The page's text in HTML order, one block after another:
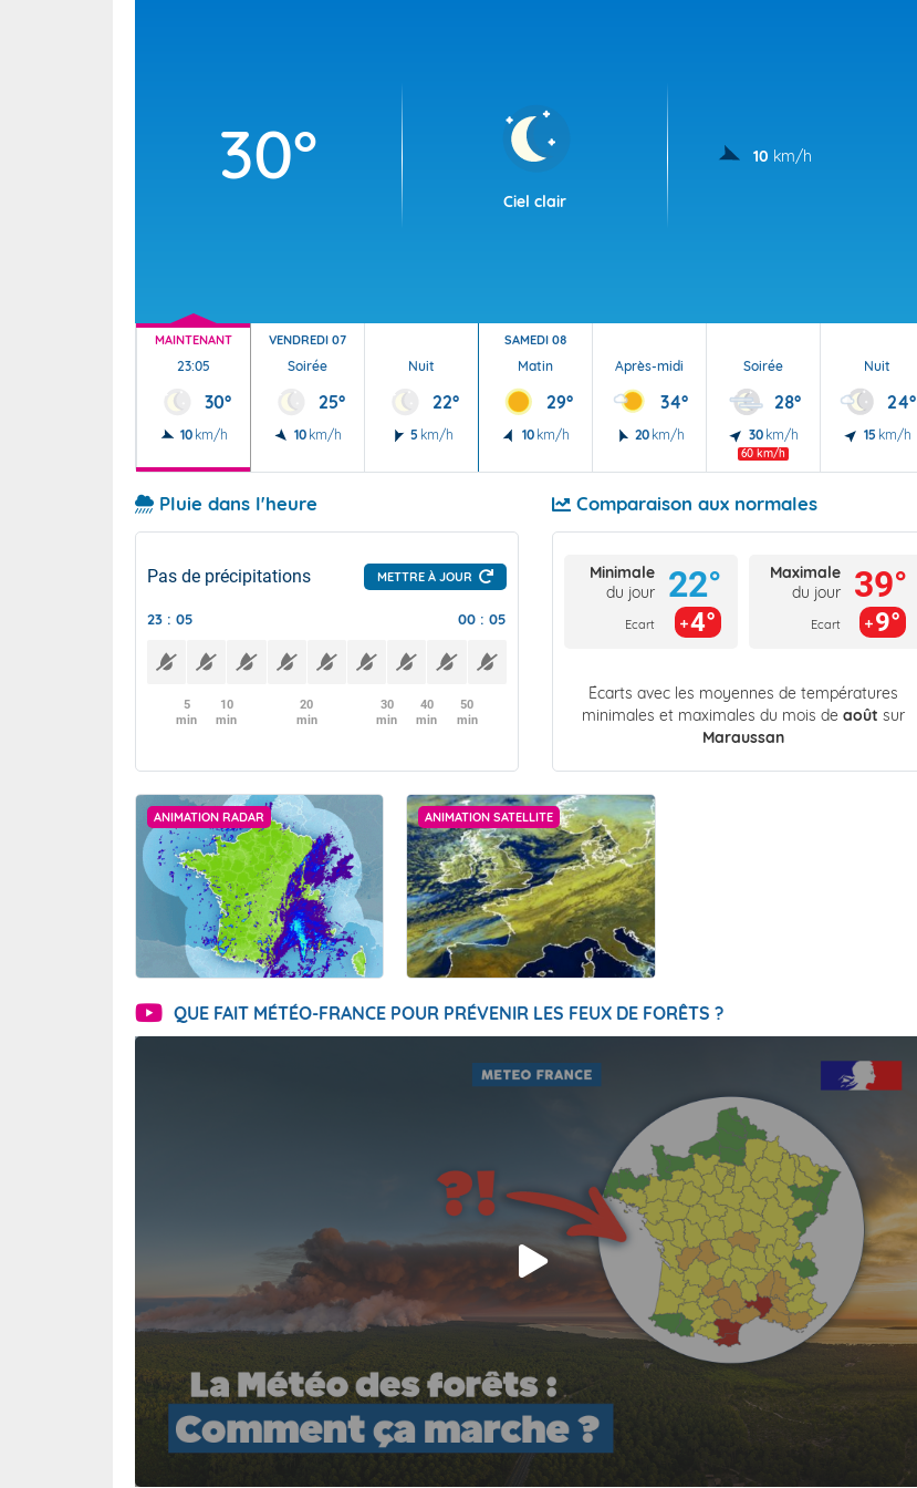
30°
Ciel clair
10 km/h
MAINTENANT
23:05
30°
10 km/h
VENDREDI 07
Soirée
25°
10 km/h
Nuit
22°
5 km/h
SAMEDI 08
Matin
29°
10 km/h
Après-midi
34°
20 km/h
Soirée
28°
30 km/h
60 km/h
Nuit
24°
15 km/h
Pluie dans l'heure
Pas de précipitations METTRE À JOUR
23 : 05 00 : 05
5
min
10
min
20
min
30
min
40
min
50
min
Comparaison aux normales
Minimale
du jour
Ecart
22°
4°
Maximale
du jour
Ecart
39°
9°
Écarts avec les moyennes de températures
minimales et maximales du mois de août sur
Maraussan
ANIMATION RADAR ANIMATION SATELLITE
QUE FAIT MÉTÉO-FRANCE POUR PRÉVENIR LES FEUX DE FORÊTS ?